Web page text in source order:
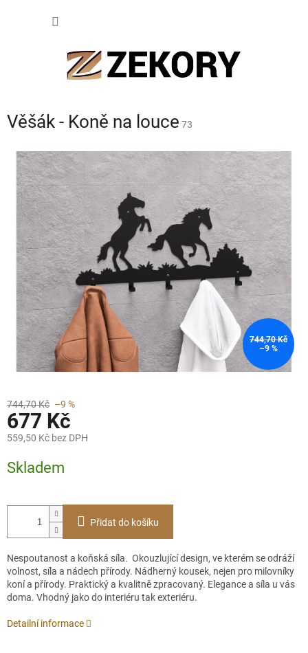
Věšák - Koně na louce 73
744,70 Kč
–9 %
744,70 Kč –9 %
677 Kč
559,50 Kč bez DPH
cena:
Skladem
Přidat do košíku
Nespoutanost a koňská síla. Okouzlující design, ve kterém se odráží
volnost, síla a nádech přírody. Nádherný kousek, nejen pro milovníky
koní a přírody. Praktický a kvalitně zpracovaný. Elegance a síla u vás
doma. Vhodný jako do interiéru tak exteriéru.
Detailní informace